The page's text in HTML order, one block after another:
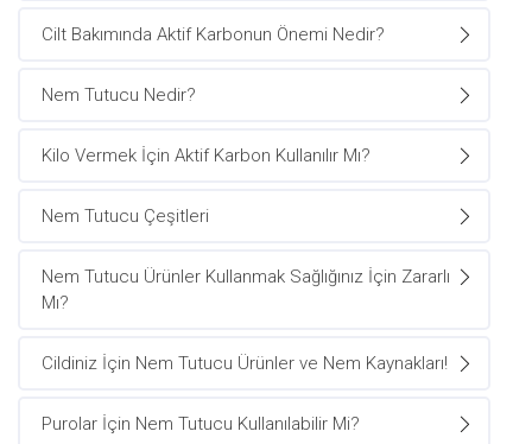
Cilt Bakımında Aktif Karbonun Önemi Nedir?
Nem Tutucu Nedir?
Kilo Vermek İçin Aktif Karbon Kullanılır Mı?
Nem Tutucu Çeşitleri
Nem Tutucu Ürünler Kullanmak Sağlığınız İçin Zararlı
Mı?
Cildiniz İçin Nem Tutucu Ürünler ve Nem Kaynakları!
Purolar İçin Nem Tutucu Kullanılabilir Mi?